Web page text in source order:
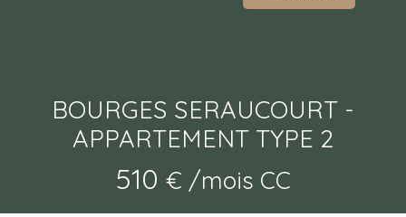
BOURGES SERAUCOURT -
APPARTEMENT TYPE 2
510 € /mois CC